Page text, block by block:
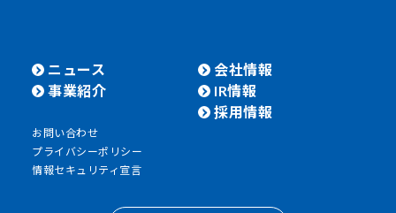
ニュース
事業紹介
会社情報
IR情報
採用情報
お問い合わせ
プライバシーポリシー
情報セキュリティ宣言